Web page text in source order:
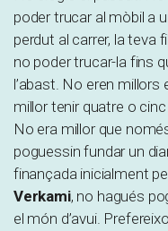
poder trucar al mòbil a
perdut al carrer, la teva
no poder trucar-la fins
l’abast. No eren millors
millor tenir quatre o
No era millor que
poguessin fundar un
finançada inicialment
Verkami, no hagués
el món d’avui.